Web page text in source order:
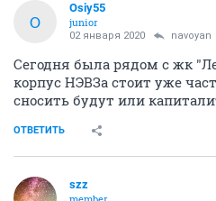
O
Osiy55
junior
02 января 2020 navoyan
Сегодня была рядом с жк
корпус НЭВЗа стоит уже
сносить будут или
ОТВЕТИТЬ
szz